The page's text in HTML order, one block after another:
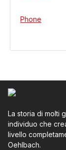
Phone
La storia di molti
individuo che
livello
Oehlbach.